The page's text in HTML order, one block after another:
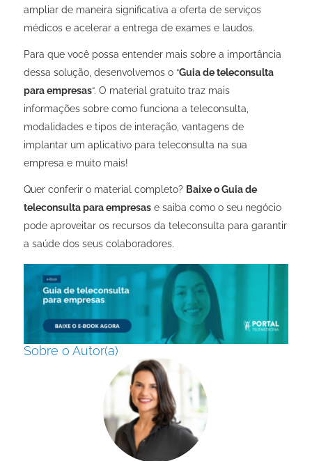
ampliar de maneira significativa a oferta de serviços
médicos e acelerar a entrega de exames e laudos.
Para que você possa entender mais sobre a importância
dessa solução, desenvolvemos o “Guia de teleconsulta
para empresas“. O material gratuito traz mais
informações sobre como funciona a teleconsulta,
modalidades e tipos de interação, vantagens de
implantar um aplicativo para teleconsulta na sua
empresa e muito mais!
Quer conferir o material completo? Baixe o Guia de
teleconsulta para empresase saiba como o seu negócio
pode aproveitar os recursos da teleconsulta para garantir
a saúde dos seus colaboradores.
Sobre o Autor(a)